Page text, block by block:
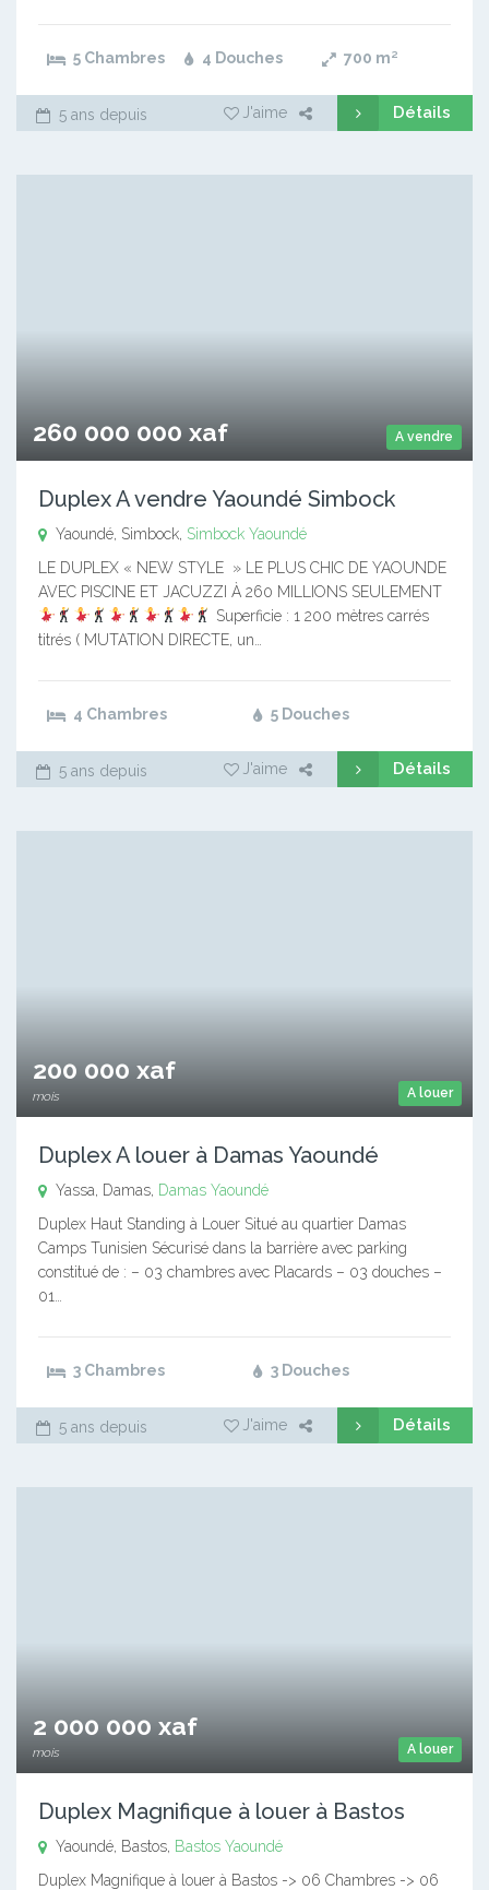
5 Chambres 4 Douches 700 m²
5 ans depuis J'aime Détails
A vendre
260 000 000 xaf
Duplex A vendre Yaoundé Simbock
Yaoundé, Simbock, Simbock Yaoundé
LE DUPLEX « NEW STYLE » LE PLUS CHIC DE YAOUNDE
AVEC PISCINE ET JACUZZI À 260 MILLIONS SEULEMENT
Superficie : 1 200 mètres carrés
titrés ( MUTATION DIRECTE, un…
4 Chambres 5 Douches
5 ans depuis J'aime Détails
A louer
200 000 xaf
mois
Duplex A louer à Damas Yaoundé
Yassa, Damas, Damas Yaoundé
Duplex Haut Standing à Louer Situé au quartier Damas
Camps Tunisien Sécurisé dans la barrière avec parking
constitué de : – 03 chambres avec Placards – 03 douches –
01…
3 Chambres 3 Douches
5 ans depuis J'aime Détails
A louer
2 000 000 xaf
mois
Duplex Magnifique à louer à Bastos
Yaoundé, Bastos, Bastos Yaoundé
Duplex Magnifique à louer à Bastos -> 06 Chambres -> 06